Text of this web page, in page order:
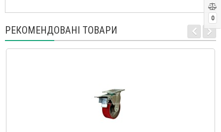
0
РЕКОМЕНДОВАНІ ТОВАРИ